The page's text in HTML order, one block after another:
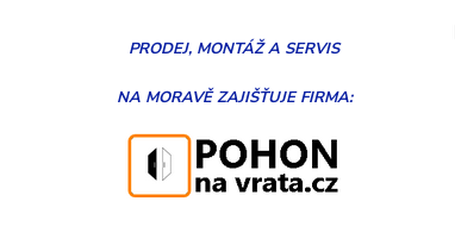
PRODEJ, MONTÁŽA SERVIS
NA MORAVĚZAJIŠŤUJE FIRMA: